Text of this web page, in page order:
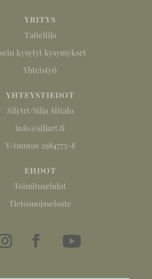
YRITYS
Taiteilija
kysytyt kysymykset
Yhteistyö
YHTEYSTIEDOT
SiljArt/Silja Alitalo
info@siljart.fi
Y-tunnus 2984775-8
EHDOT
Toimitusehdot
Tietosuojaseloste